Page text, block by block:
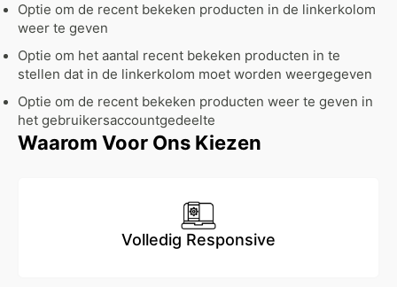
Optie om de recent bekeken producten in de linkerkolom
weer te geven
Optie om het aantal recent bekeken producten in te
stellen dat in de linkerkolom moet worden weergegeven
Optie om de recent bekeken producten weer te geven in
het gebruikersaccountgedeelte
Waarom Voor Ons Kiezen
Volledig Responsive